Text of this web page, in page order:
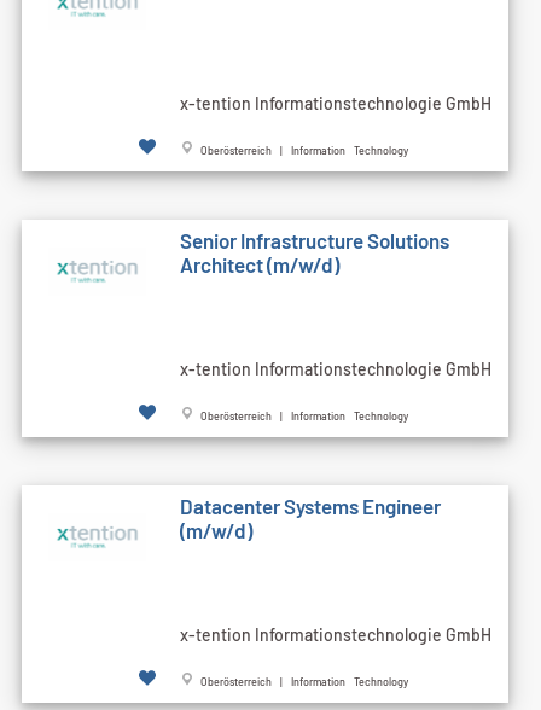
x-tention Informationstechnologie GmbH
Oberösterreich | Information Technology
Senior Infrastructure Solutions
Architect (m/w/d)
x-tention Informationstechnologie GmbH
Oberösterreich | Information Technology
Datacenter Systems Engineer
(m/w/d)
x-tention Informationstechnologie GmbH
Oberösterreich | Information Technology